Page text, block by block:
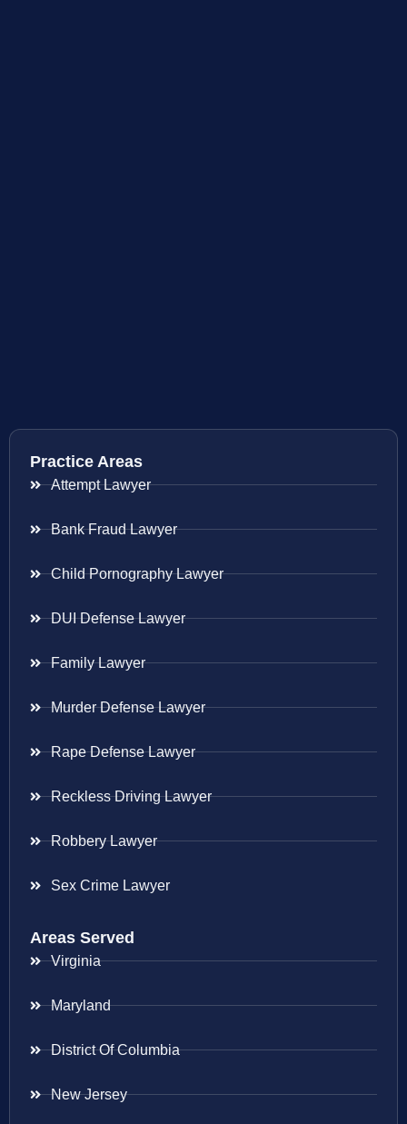
Practice Areas
Attempt Lawyer
Bank Fraud Lawyer
Child Pornography Lawyer
DUI Defense Lawyer
Family Lawyer
Murder Defense Lawyer
Rape Defense Lawyer
Reckless Driving Lawyer
Robbery Lawyer
Sex Crime Lawyer
Areas Served
Virginia
Maryland
District Of Columbia
New Jersey